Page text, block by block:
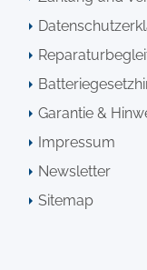
Garantie &
Impressum
Newsletter
Sitemap